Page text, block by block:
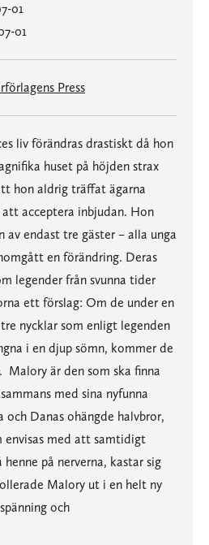
01
01
Press
liv förändras drastiskt då hon
huset på höjden strax
hon aldrig träffat ägarna
acceptera inbjudan. Hon
av endast tre gäster – alla unga
en förändring. Deras
legender från svunna tider
ett förslag: Om de under en
nycklar som enligt legenden
i en djup sömn, kommer de
är den som ska finna
med sina nyfunna
och Danas ohängde halvbror,
envisas med att samtidigt
på nerverna, kastar sig
Malory ut i en helt ny
och